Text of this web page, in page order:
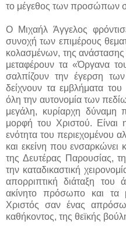
το μέγεθος των προσώπων
Ο Μιχαήλ Άγγελος
συνοχή των επιμέρους
κολασμένων, της
μεταφέρουν τα «Όργανα
σαλπίζουν την έγερση
δείχνουν τα εμβλήματα
όλη την αυτονομία των
μεγάλη, κυρίαρχη δύναμη
μορφή του Χριστού. Είναι
ενότητα του περιεχομένου
και εκείνη που ενσαρκώνει
της Δευτέρας Παρουσίας,
την καταδικαστική
απορριπτική διάταξη του
ακίνητο πρόσωπο και τα
Χριστός σαν ένας
καθήκοντος, της θεϊκής